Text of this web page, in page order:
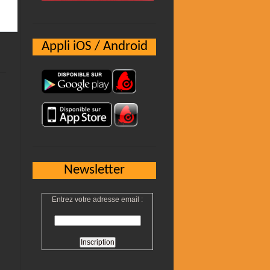
Appli iOS / Android
Newsletter
Entrez votre adresse email :